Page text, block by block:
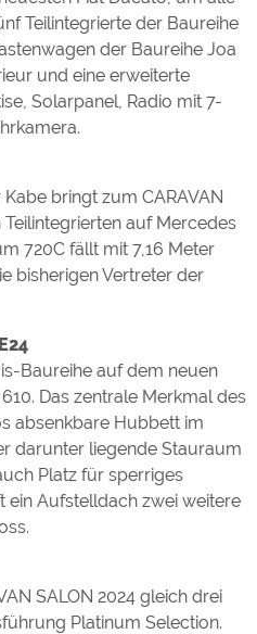
Teilintegrierte der Baureihe
der Baureihe Joa
und eine erweiterte
Solarpanel, Radio mit 7-
bringt zum CARAVAN
Teilintegrierten auf Mercedes
720C fällt mit 7,16 Meter
bisherigen Vertreter der
Baureihe auf dem neuen
Das zentrale Merkmal des
absenkbare Hubbett im
darunter liegende Stauraum
Platz für sperriges
ein Aufstelldach zwei weitere
SALON 2024 gleich drei
Platinum Selection.